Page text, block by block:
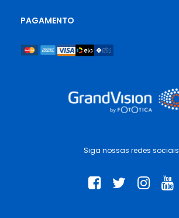
Siga nossas redes sociais
PAGAMENTO